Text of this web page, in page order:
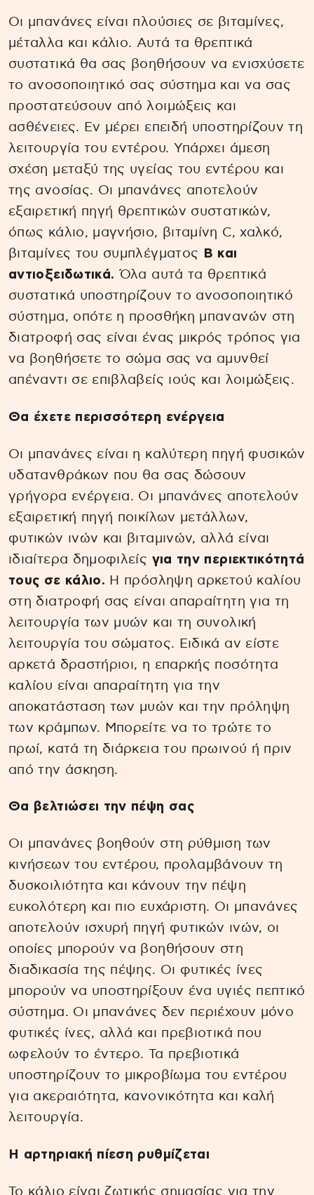
Οι μπανάνες είναι πλούσιες σε βιταμίνες,
μέταλλα και κάλιο. Αυτά τα θρεπτικά
συστατικά θα σας βοηθήσουν να ενισχύσετε
το ανοσοποιητικό σας σύστημα και να σας
προστατεύσουν από λοιμώξεις και
ασθένειες. Εν μέρει επειδή υποστηρίζουν τη
λειτουργία του εντέρου. Υπάρχει άμεση
σχέση μεταξύ της υγείας του εντέρου και
της ανοσίας. Οι μπανάνες αποτελούν
εξαιρετική πηγή θρεπτικών συστατικών,
όπως κάλιο, μαγνήσιο, βιταμίνη C, χαλκό,
βιταμίνες του συμπλέγματος Β και
αντιοξειδωτικά. Όλα αυτά τα θρεπτικά
συστατικά υποστηρίζουν το ανοσοποιητικό
σύστημα, οπότε η προσθήκη μπανανών στη
διατροφή σας είναι ένας μικρός τρόπος για
να βοηθήσετε το σώμα σας να αμυνθεί
απέναντι σε επιβλαβείς ιούς και λοιμώξεις.
Θα έχετε περισσότερη ενέργεια
Οι μπανάνες είναι η καλύτερη πηγή φυσικών
υδατανθράκων που θα σας δώσουν
γρήγορα ενέργεια. Οι μπανάνες αποτελούν
εξαιρετική πηγή ποικίλων μετάλλων,
φυτικών ινών και βιταμινών, αλλά είναι
ιδιαίτερα δημοφιλείς για την περιεκτικότητά
τους σε κάλιο. Η πρόσληψη αρκετού καλίου
στη διατροφή σας είναι απαραίτητη για τη
λειτουργία των μυών και τη συνολική
λειτουργία του σώματος. Ειδικά αν είστε
αρκετά δραστήριοι, η επαρκής ποσότητα
καλίου είναι απαραίτητη για την
αποκατάσταση των μυών και την πρόληψη
των κράμπων. Μπορείτε να το τρώτε το
πρωί, κατά τη διάρκεια του πρωινού ή πριν
από την άσκηση.
Θα βελτιώσει την πέψη σας
Οι μπανάνες βοηθούν στη ρύθμιση των
κινήσεων του εντέρου, προλαμβάνουν τη
δυσκοιλιότητα και κάνουν την πέψη
ευκολότερη και πιο ευχάριστη. Οι μπανάνες
αποτελούν ισχυρή πηγή φυτικών ινών, οι
οποίες μπορούν να βοηθήσουν στη
διαδικασία της πέψης. Οι φυτικές ίνες
μπορούν να υποστηρίξουν ένα υγιές πεπτικό
σύστημα. Οι μπανάνες δεν περιέχουν μόνο
φυτικές ίνες, αλλά και πρεβιοτικά που
ωφελούν το έντερο. Τα πρεβιοτικά
υποστηρίζουν το μικροβίωμα του εντέρου
για ακεραιότητα, κανονικότητα και καλή
λειτουργία.
Η αρτηριακή πίεση ρυθμίζεται
Το κάλιο είναι ζωτικής σημασίας για την